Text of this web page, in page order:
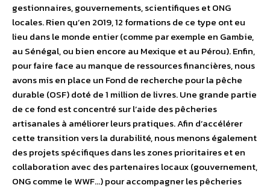
gestionnaires, gouvernements, scientifiques et ONG
locales. Rien qu’en 2019, 12 formations de ce type ont eu
lieu dans le monde entier (comme par exemple en Gambie,
au Sénégal, ou bien encore au Mexique et au Pérou). Enfin,
pour faire face au manque de ressources financières, nous
avons mis en place un Fond de recherche pour la pêche
durable (OSF) doté de 1 million de livres. Une grande partie
de ce fond est concentré sur l’aide des pêcheries
artisanales à améliorer leurs pratiques. Afin d’accélérer
cette transition vers la durabilité, nous menons également
des projets spécifiques dans les zones prioritaires et en
collaboration avec des partenaires locaux (gouvernement,
ONG comme le WWF…) pour accompagner les pêcheries